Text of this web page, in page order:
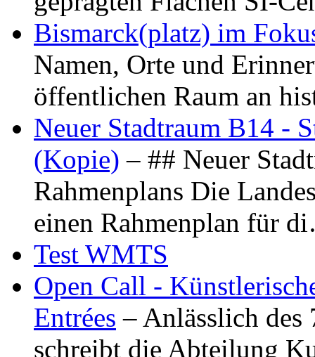
Bismarck(platz) im
Namen, Orte und
öffentlichen Raum an
Neuer Stadtraum B14 -
(Kopie) – ## Neuer
Rahmenplans Die
einen Rahmenplan für
Test WMTS
Open Call -
Entrées – Anlässlich
schreibt die Abteilung